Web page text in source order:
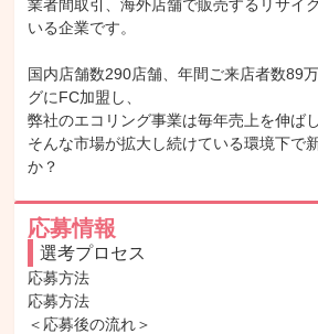
業者間取引、海外店舗で販売するリサイ
いる企業です。
国内店舗数290店舗、年間ご来店者数89
グにFC加盟し、
弊社のエコリング事業は毎年売上を伸ば
そんな市場が拡大し続けている環境下で
か？
応募情報
選考プロセス
応募方法
応募方法
＜応募後の流れ＞